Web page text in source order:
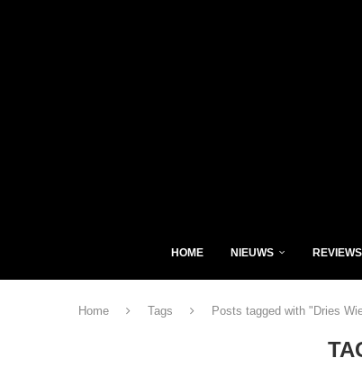
HOME NIEUWS REVIEWS
Home Tags Posts tagged with "Dries